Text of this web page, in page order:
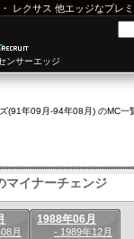
・ レクサス 他エッジなプレ
ンサーエッジ
(91年09月-94年08月) のMC一
マイナーチェンジ
月
1988年06月
- 1989年12月